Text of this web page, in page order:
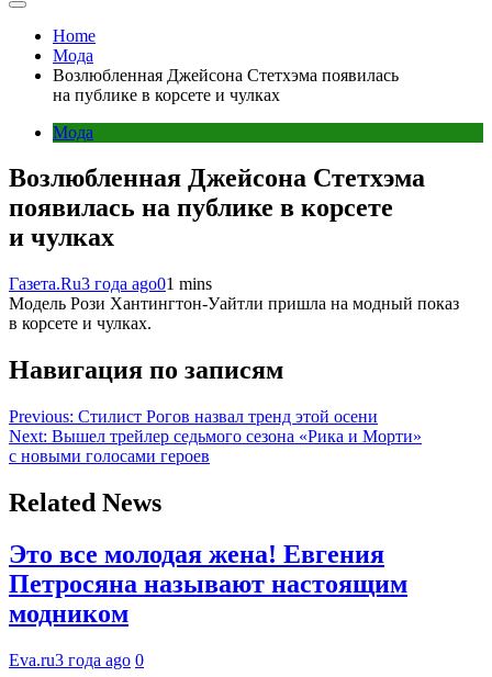
Home
Мода
Возлюбленная Джейсона Стетхэма появилась
на публике в корсете и чулках
Мода
Возлюбленная Джейсона Стетхэма
появилась на публике в корсете
и чулках
Газета.Ru3 года ago01 mins
Модель Рози Хантингтон-Уайтли пришла на модный показ
в корсете и чулках.
Навигация по записям
Previous: Стилист Рогов назвал тренд этой осени
Next: Вышел трейлер седьмого сезона «Рика и Морти»
с новыми голосами героев
Related News
Это все молодая жена! Евгения
Петросяна называют настоящим
модником
Eva.ru3 года ago 0